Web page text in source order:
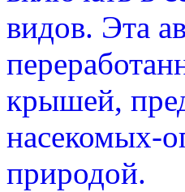
видов. Эта
крышей,
насекомых-
природой.